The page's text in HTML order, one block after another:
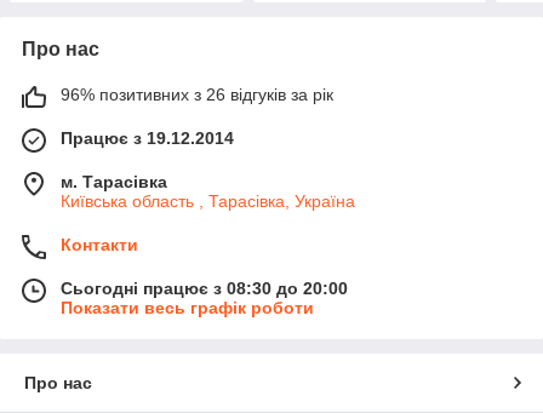
Про нас
96% позитивних з 26 відгуків за рік
Працює з 19.12.2014
м. Тарасівка
Київська область , Тарасівка, Україна
Контакти
Сьогодні працює з 08:30 до 20:00
Показати весь графік роботи
Про нас